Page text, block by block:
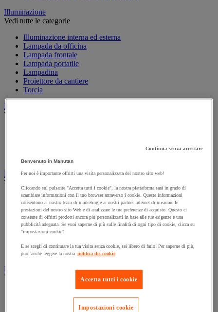
Illuminazione
Vedi tutte le categorie
Illuminazione interna ed esterna
Lampada da officina
Lampada frontale
Lampada portatile
Lampadina
Proiettore da cantiere
Torcia
Ingrassaggio e lubrificazione
Vedi tutte le categorie
Lubrificante e sbloccante
Marcatura
Vedi tutte le categorie
Incisione
Marcatura industriale
Marcatura permanente
Marcatura temporanea
Nastro adesivo di marcatura
Reperimento
Segnaletica in magazzino
Materiali per la finitura e l'edilizia
Vedi tutte le categorie
Continua senza accettare
Benvenuto in Manutan
Per noi è importante offrirti una visita personalizzata del nostro sito web!
Cliccando sul pulsante "Accetta tutti i cookie", la nostra piattaforma sarà in grado di
scambiare informazioni con il tuo browser attraverso i cookie. Queste informazioni
consentono al nostro team di marketing e ai nostri partner Internet di misurare le
prestazioni del nostro sito Web e di analizzare le tue preferenze di acquisto. Questo ci
consente di offrirti prodotti ancora più personalizzati in base alle tue esigenze e una
pubblicità adeguata. Se vuoi saperne di più sulle finalità di ogni tipo di cookie, clicca su
"impostazioni cookie".
E se scegli di continuare la tua visita senza cookie, sei libero di farlo! Per saperne di più,
puoi anche leggere la nostra politica dei cookie
Accetta tutti i cookie
Impostazioni cookie